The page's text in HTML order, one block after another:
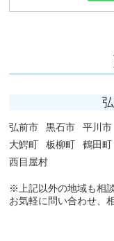
弘前市 黒石市 平川市
大鰐町
板柳町 鶴田町
西目屋村
※上記以外の地域も相
お気軽に問い合わせ、